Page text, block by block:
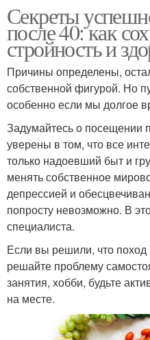
Секреты
после 40: как
стройность и
Причины определены,
собственной фигурой. Но
особенно если мы долгое
Задумайтесь о посещении
уверены в том, что все
только надоевший быт и
менять собственное
депрессией и
попросту невозможно. В
специалиста.
Если вы решили, что поход
решайте проблему
занятия, хобби, будьте
на месте.